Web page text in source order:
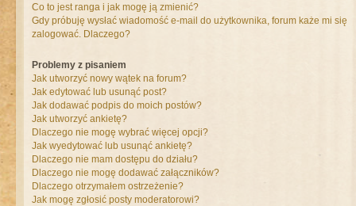
Co to jest ranga i jak mogę ją zmienić?
Gdy próbuję wysłać wiadomość e-mail do użytkownika, forum każe mi się
zalogować. Dlaczego?
Problemy z pisaniem
Jak utworzyć nowy wątek na forum?
Jak edytować lub usunąć post?
Jak dodawać podpis do moich postów?
Jak utworzyć ankietę?
Dlaczego nie mogę wybrać więcej opcji?
Jak wyedytować lub usunąć ankietę?
Dlaczego nie mam dostępu do działu?
Dlaczego nie mogę dodawać załączników?
Dlaczego otrzymałem ostrzeżenie?
Jak mogę zgłosić posty moderatorowi?